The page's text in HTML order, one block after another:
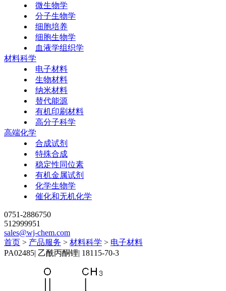
微生物学
分子生物学
细胞培养
细胞生物学
血液学组织学
材料科学
电子材料
生物材料
纳米材料
替代能源
有机印刷材料
高分子科学
高端化学
合成试剂
特殊合成
稳定性同位素
有机金属试剂
化学生物学
催化和无机化学
0751-2886750
512999951
sales@wj-chem.com
首页 > 产品服务 > 材料科学 > 电子材料
PA02485| 乙酰丙酮锂| 18115-70-3